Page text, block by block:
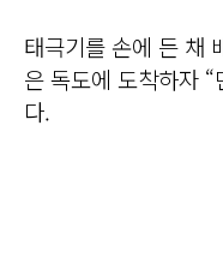
태극기를 손에 든 채
은 독도에 도착하자
다.